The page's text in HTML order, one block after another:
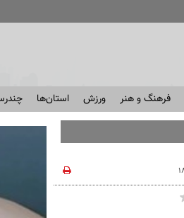
فرهنگ و هنر ورزش استان‌ها